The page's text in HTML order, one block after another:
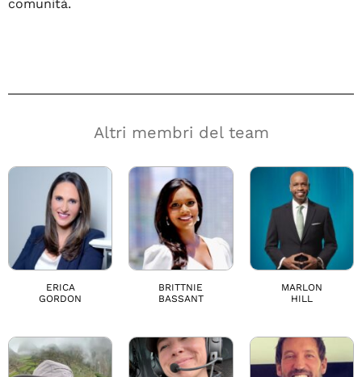
comunità.
Altri membri del team
ERICA
GORDON
BRITTNIE
BASSANT
MARLON
HILL